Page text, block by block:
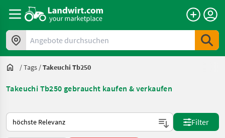
Angebote durchsuchen
/Tags /Takeuchi Tb250
Takeuchi Tb250 gebraucht kaufen & verkaufen
So wird auf Landwirt.com sortiert
Filter